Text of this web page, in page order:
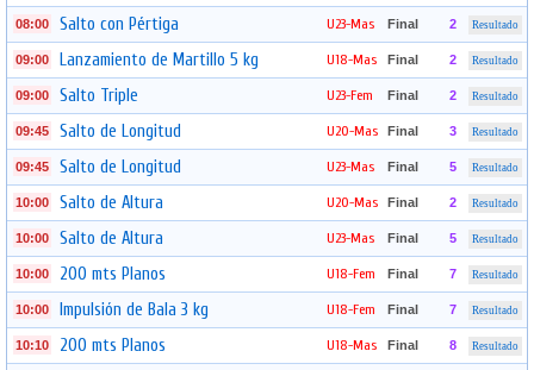
08:00 Salto con Pértiga U23-Mas Final 2 Resultado
09:00 Lanzamiento de Martillo 5 kg U18-Mas Final 2 Resultado
09:00 Salto Triple U23-Fem Final 2 Resultado
09:45 Salto de Longitud U20-Mas Final 3 Resultado
09:45 Salto de Longitud U23-Mas Final 5 Resultado
10:00 Salto de Altura U20-Mas Final 2 Resultado
10:00 Salto de Altura U23-Mas Final 5 Resultado
10:00 200 mts Planos U18-Fem Final 7 Resultado
10:00 Impulsión de Bala 3 kg U18-Fem Final 7 Resultado
10:10 200 mts Planos U18-Mas Final 8 Resultado